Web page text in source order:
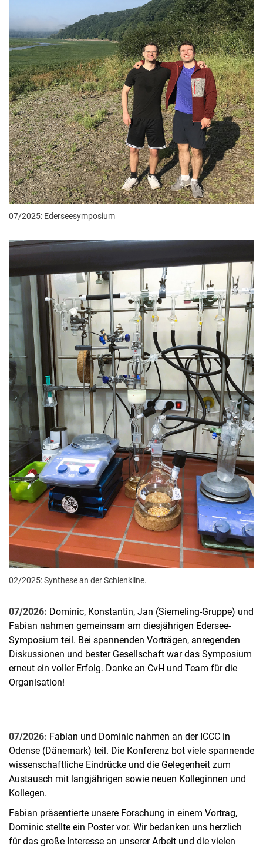
07/2025: Ederseesymposium
02/2025: Synthese an der Schlenkline.
07/2026: Dominic, Konstantin, Jan (Siemeling-Gruppe) und
Fabian nahmen gemeinsam am diesjährigen Edersee-
Symposium teil. Bei spannenden Vorträgen, anregenden
Diskussionen und bester Gesellschaft war das Symposium
erneut ein voller Erfolg. Danke an CvH und Team für die
Organisation!
07/2026: Fabian und Dominic nahmen an der ICCC in
Odense (Dänemark) teil. Die Konferenz bot viele spannende
wissenschaftliche Eindrücke und die Gelegenheit zum
Austausch mit langjährigen sowie neuen Kolleginnen und
Kollegen.
Fabian präsentierte unsere Forschung in einem Vortrag,
Dominic stellte ein Poster vor. Wir bedanken uns herzlich
für das große Interesse an unserer Arbeit und die vielen